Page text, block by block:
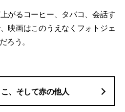
がるコーヒー、タバコ、会話す
映画はこのうえなくフォトジェ
ろう。
、そして赤の他人